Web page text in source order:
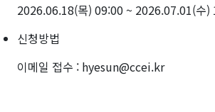
2026.06.18(목) 09:00 ~ 2026.07.01(수)
신청방법
이메일 접수 : hyesun@ccei.kr